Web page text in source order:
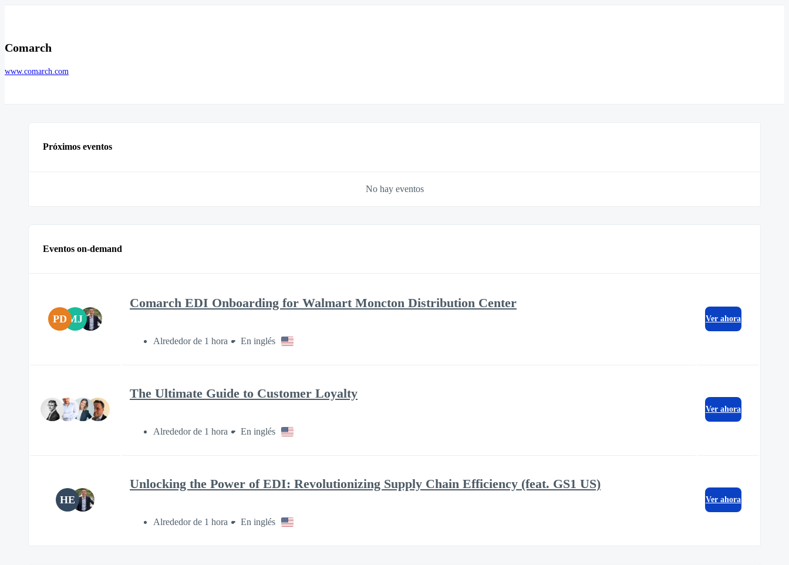
Comarch
www.comarch.com
Próximos eventos
No hay eventos
Eventos on-demand
PD MJ
Comarch EDI Onboarding for Walmart Moncton Distribution Center
Alrededor de 1 hora En inglés
Ver ahora
The Ultimate Guide to Customer Loyalty
Alrededor de 1 hora En inglés
Ver ahora
HE
Unlocking the Power of EDI: Revolutionizing Supply Chain Efficiency (feat. GS1 US)
Alrededor de 1 hora En inglés
Ver ahora